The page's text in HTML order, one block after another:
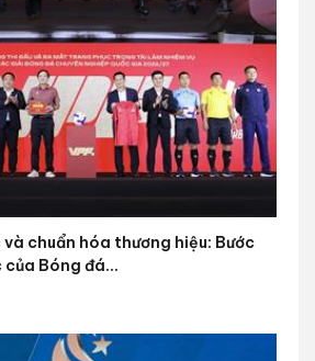
chuẩn hóa thương hiệu: Bước
của Bóng đá...